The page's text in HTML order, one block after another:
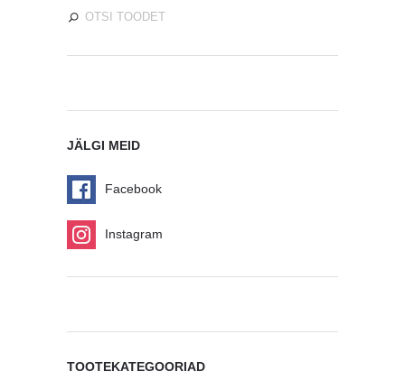
JÄLGI MEID
Facebook
Instagram
TOOTEKATEGOORIAD